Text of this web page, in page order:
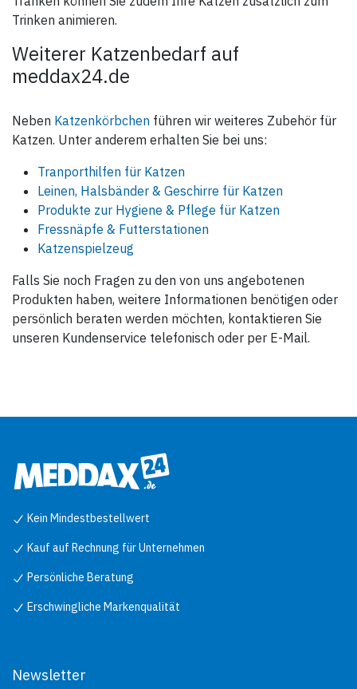
vermeiden. Nicht über 25°C
lagern.
Insektizide sicher verwenden.
Vor Gebrauch stets
Gefahrenhinweis:
H319 – Verursacht schwere
Augenreizung.
H411 – Giftig für
Wasserorganismen, mit
langfristiger Wirkung.
Sicherheitshinweise:
P101 Ist ärztlicher Rat
Kennzeichnungsetikett
bereithalten.
P102 Darf nicht in die Hände
von Kindern gelangen.
P210 Von Hitze, heißen
Oberflächen, Funken, offenen
P305+P351+P338 BEI
vorhandene Kontaktlinsen
nach Möglichkeit entfernen.
Weiter spülen.
P403+P235 An einem gut
Kühl halten.
P501 Inhalt / Behälter der
Entsorgung gemäß den
örtlichen/nationalen/internationalen
Trinken animieren.
Weiterer Katzenbedarf auf
meddax24.de
Neben Katzenkörbchen führen wir weiteres Zubehör für
Katzen. Unter anderem erhalten Sie bei uns:
Tranporthilfen für Katzen
Leinen, Halsbänder & Geschirre für Katzen
Produkte zur Hygiene & Pflege für Katzen
Fressnäpfe & Futterstationen
Katzenspielzeug
Falls Sie noch Fragen zu den von uns angebotenen
Produkten haben, weitere Informationen benötigen oder
persönlich beraten werden möchten, kontaktieren Sie
unseren Kundenservice telefonisch oder per E-Mail.
Kein Mindestbestellwert
Kauf auf Rechnung für Unternehmen
Persönliche Beratung
Erschwingliche Markenqualität
Newsletter